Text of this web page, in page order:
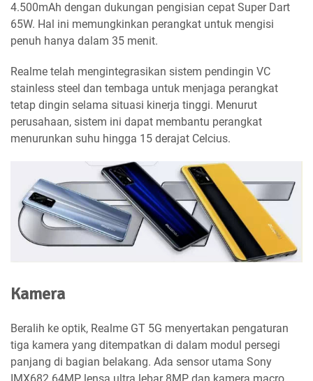
4.500mAh dengan dukungan pengisian cepat Super Dart
65W. Hal ini memungkinkan perangkat untuk mengisi
penuh hanya dalam 35 menit.
Realme telah mengintegrasikan sistem pendingin VC
stainless steel dan tembaga untuk menjaga perangkat
tetap dingin selama situasi kinerja tinggi. Menurut
perusahaan, sistem ini dapat membantu perangkat
menurunkan suhu hingga 15 derajat Celcius.
Kamera
Beralih ke optik, Realme GT 5G menyertakan pengaturan
tiga kamera yang ditempatkan di dalam modul persegi
panjang di bagian belakang. Ada sensor utama Sony
IMX682 64MP, lensa ultra lebar 8MP, dan kamera macro